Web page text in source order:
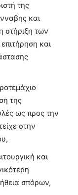
της
και
στήριξη των
και
της
ως προς την
στην
και
σπόρων,